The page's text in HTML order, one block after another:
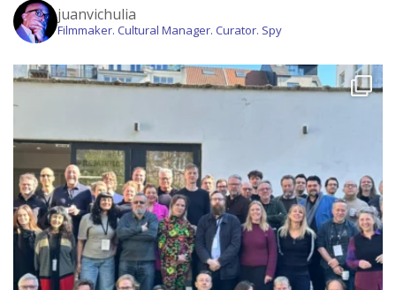
juanvichulia
Filmmaker. Cultural Manager. Curator. Spy